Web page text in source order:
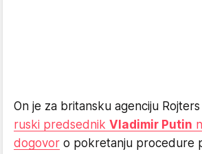
On je za britansku agenciju
ruski predsednik Vladimir Putin
dogovor o pokretanju procedure